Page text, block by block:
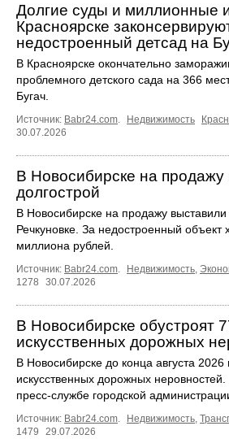
Долгие суды и миллионные
Красноярске
недостроенный детсад на
В Красноярске окончательно
проблемного детского сада на 366
Бугач.
Источник: Babr24.com Недвижимость
30.07.2026
В Новосибирске на продажу
долгострой
В Новосибирске на продажу выставили
Речкуновке. За недостроенный объект
миллиона рублей.
Источник: Babr24.com. Недвижимость,
1278
30.07.2026
В Новосибирске обустроят
искусственных дорожных
В Новосибирске до конца августа 2026
искусственных дорожных
пресс-службе городской
Источник: Babr24.com. Недвижимость,
1479
29.07.2026